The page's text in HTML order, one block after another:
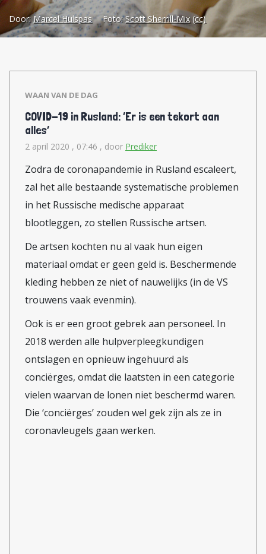
vertelden wat die ermee aan
moest. Voorlichting was de
van de beide beroepsgroepen. Die
reclame. In een enquête
gepubliceerd in Medisch Contact
tégen bijsluiters te zijn.
Ondertussen wierpen de
fabrikanten zich op als
patiënten. Die hadden toch recht
op meerdere informatiebronnen?!
Door:Marcel Hulspas Foto:Scott Sherrill-Mix (cc)
WAAN VAN DE DAG
COVID-19 in Rusland: ‘Er is een tekort aan
alles’
2 april 2020 , 07:46 , door Prediker
Zodra de coronapandemie in Rusland escaleert,
zal het alle bestaande systematische problemen
in het Russische medische apparaat
blootleggen, zo stellen Russische artsen.
De artsen kochten nu al vaak hun eigen
materiaal omdat er geen geld is. Beschermende
kleding hebben ze niet of nauwelijks (in de VS
trouwens vaak evenmin).
Ook is er een groot gebrek aan personeel. In
2018 werden alle hulpverpleegkundigen
ontslagen en opnieuw ingehuurd als
conciërges, omdat die laatsten in een categorie
vielen waarvan de lonen niet beschermd waren.
Die ‘conciërges’ zouden wel gek zijn als ze in
coronavleugels gaan werken.